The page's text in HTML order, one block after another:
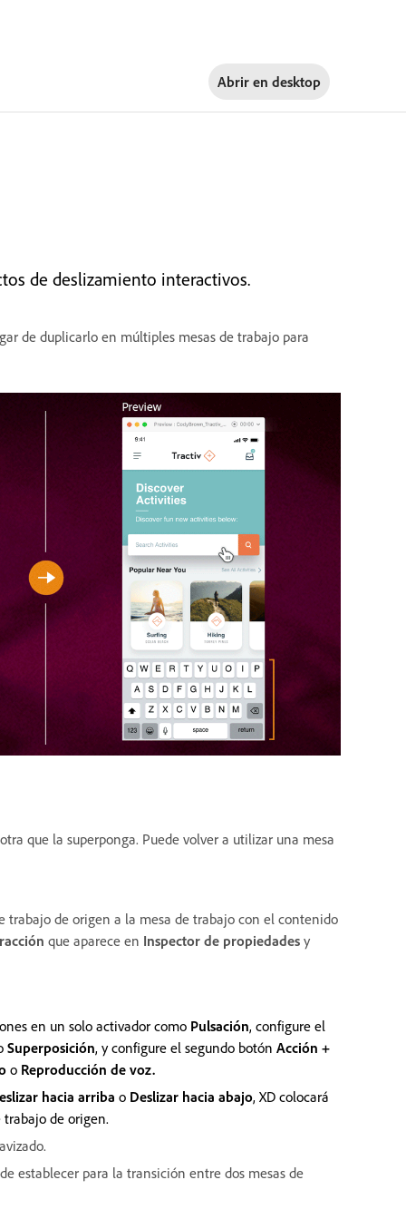
Abrir en desktop
de deslizamiento interactivos.
de duplicarlo en múltiples mesas de trabajo para
que la superponga. Puede volver a utilizar una mesa
trabajo de origen a la mesa de trabajo con el contenido
que aparece en Inspector de propiedades y
en un solo activador como Pulsación, configure el
Superposición, y configure el segundo botón Acción +
o Reproducción de voz.
hacia arriba o Deslizar hacia abajo, XD colocará
de origen.
establecer para la transición entre dos mesas de